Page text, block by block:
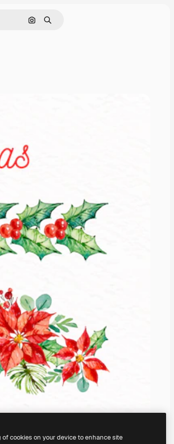
Rechercher par image
Rechercher
cookies on your device to enhance site